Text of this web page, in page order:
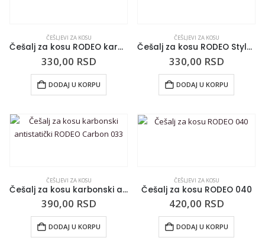
ČEŠLJEVI ZA KOSU
Češalj za kosu RODEO karbonski 011
330,00 RSD
DODAJ U KORPU
ČEŠLJEVI ZA KOSU
Češalj za kosu RODEO Style 045
330,00 RSD
DODAJ U KORPU
ČEŠLJEVI ZA KOSU
Češalj za kosu karbonski antistatički RODEO Carbon 033
390,00 RSD
DODAJ U KORPU
ČEŠLJEVI ZA KOSU
Češalj za kosu RODEO 040
420,00 RSD
DODAJ U KORPU